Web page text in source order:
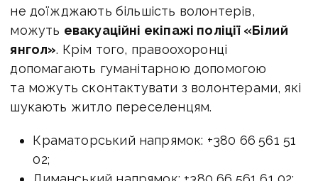
не доїжджають більшість волонтерів,
можуть евакуаційні екіпажі поліції «Білий
янгол». Крім того, правоохоронці
допомагають гуманітарною допомогою
та можуть сконтактувати з волонтерами, які
шукають житло переселенцям.
Краматорський напрямок: +380 66 561 51
02;